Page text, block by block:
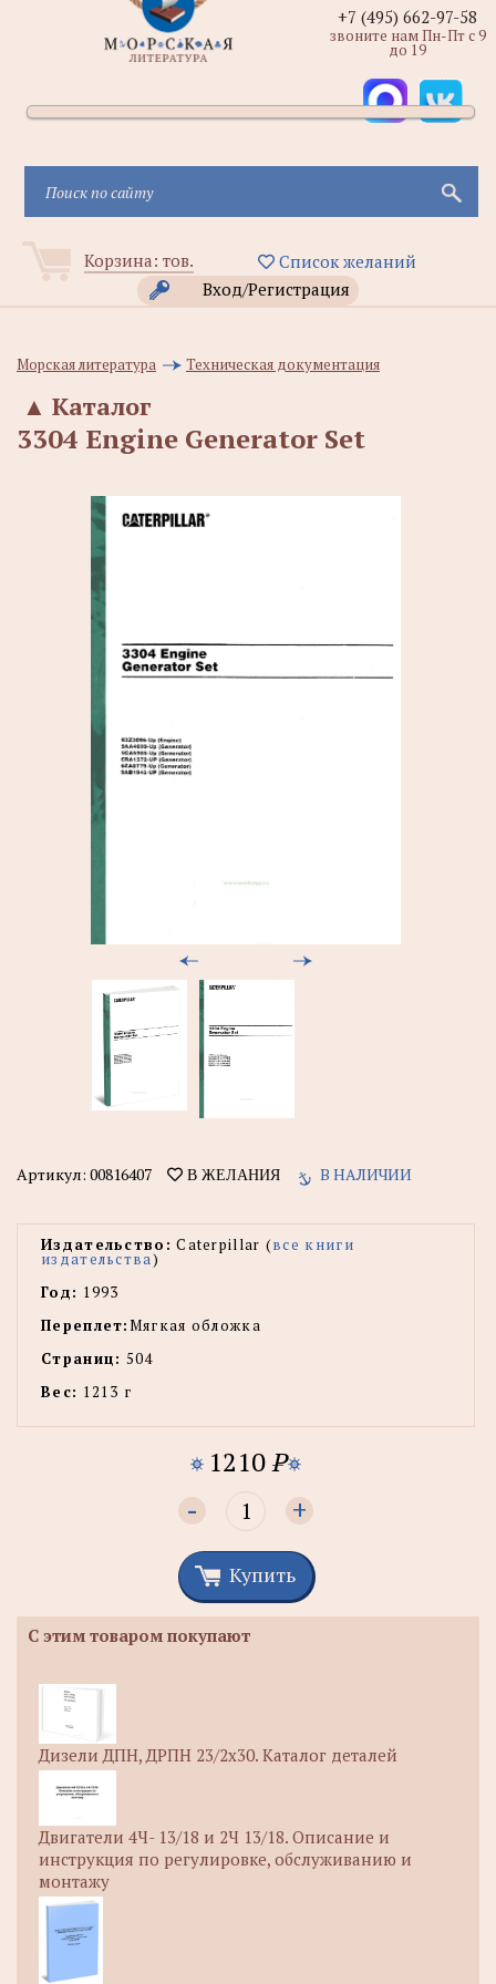
Корзина: тов.
Список желаний
Вход/Регистрация
+7 (495) 662-97-58
звоните нам Пн-Пт с 9
до 19
Морская литература Техническая документация
Каталог
▲
3304 Engine Generator Set
Артикул: 00816407 В ЖЕЛАНИЯ В НАЛИЧИИ
Издательство: Caterpillar (все книги
издательства)
Год: 1993
Переплет:Мягкая обложка
Страниц: 504
Вес: 1213 г
1210P
- +
Купить
С этим товаром покупают
Дизели ДПН, ДРПН 23/2x30. Каталог деталей
Двигатели 4Ч- 13/18 и 2Ч 13/18. Описание и
инструкция по регулировке, обслуживанию и
монтажу